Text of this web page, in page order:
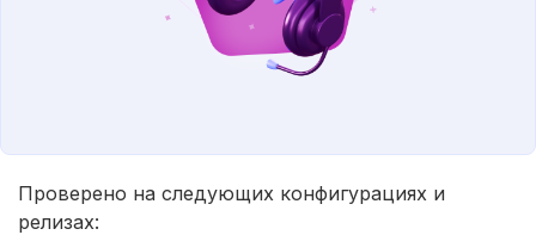
Проверено на следующих конфигурациях и
релизах: